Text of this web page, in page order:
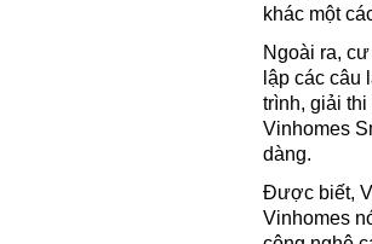
khác một
Ngoài ra,
lập các câu
trình, giải
Vinhomes
dàng.
Được biết,
Vinhomes